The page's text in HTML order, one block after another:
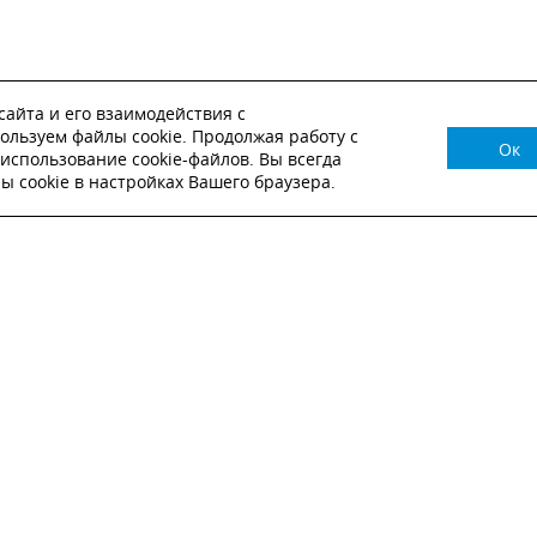
НУЖНА КОНСУЛЬТАЦИЯ?
ЗАЯВКУ И НАШ МЕНЕДЖЕР СВЯЖЕТСЯ
и его взаимодействия с
файлы cookie. Продолжая работу с
cookie-файлов. Вы всегда
cookie в настройках Вашего браузера.
Ок